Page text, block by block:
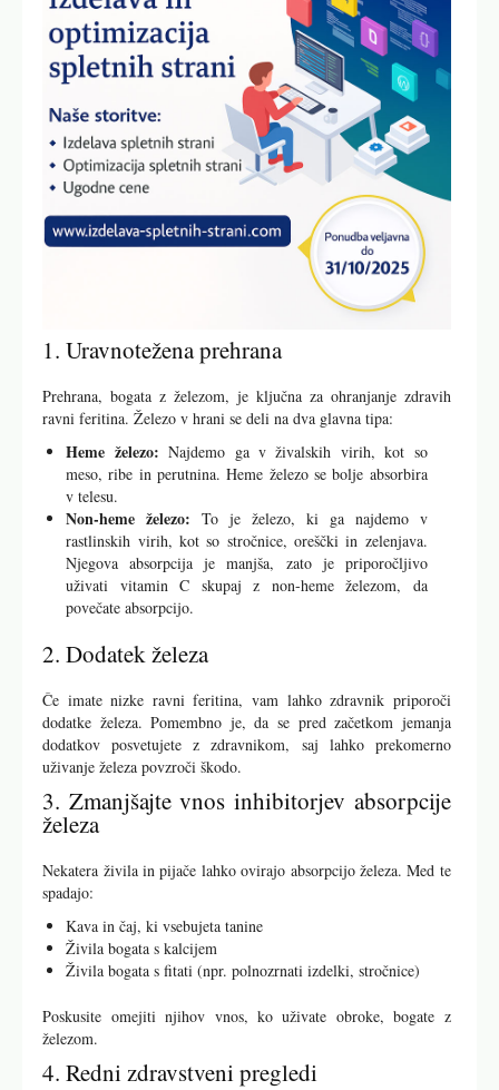
1. Uravnotežena prehrana
Prehrana, bogata z železom, je ključna za ohranjanje zdravih
ravni feritina. Železo v hrani se deli na dva glavna tipa:
Heme železo: Najdemo ga v živalskih virih, kot so
meso, ribe in perutnina. Heme železo se bolje absorbira
v telesu.
Non-heme železo: To je železo, ki ga najdemo v
rastlinskih virih, kot so stročnice, oreščki in zelenjava.
Njegova absorpcija je manjša, zato je priporočljivo
uživati vitamin C skupaj z non-heme železom, da
povečate absorpcijo.
2. Dodatek železa
Če imate nizke ravni feritina, vam lahko zdravnik priporoči
dodatke železa. Pomembno je, da se pred začetkom jemanja
dodatkov posvetujete z zdravnikom, saj lahko prekomerno
uživanje železa povzroči škodo.
3. Zmanjšajte vnos inhibitorjev absorpcije
železa
Nekatera živila in pijače lahko ovirajo absorpcijo železa. Med te
spadajo:
Kava in čaj, ki vsebujeta tanine
Živila bogata s kalcijem
Živila bogata s fitati (npr. polnozrnati izdelki, stročnice)
Poskusite omejiti njihov vnos, ko uživate obroke, bogate z
železom.
4. Redni zdravstveni pregledi